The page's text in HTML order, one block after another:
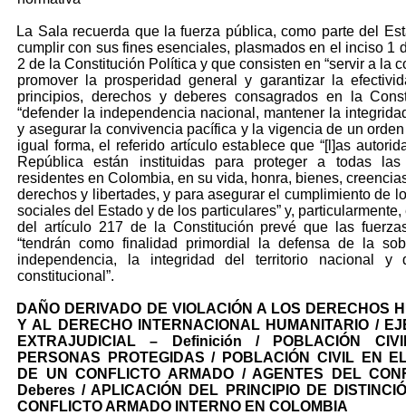
La Sala recuerda que la fuerza pública, como parte del
cumplir con sus fines esenciales, plasmados en el inciso 1
2 de la Constitución Política y que consisten en “servir a la
promover la prosperidad general y garantizar la
principios, derechos y deberes consagrados en la
“defender la independencia nacional, mantener la
y asegurar la convivencia pacífica y la vigencia de un orden
igual forma, el referido artículo establece que “[l]as
República están instituidas para proteger a todas las
residentes en Colombia, en su vida, honra, bienes,
derechos y libertades, y para asegurar el cumplimiento de
sociales del Estado y de los particulares” y,
del artículo 217 de la Constitución prevé que las
“tendrán como finalidad primordial la defensa de la
independencia, la integridad del territorio nacional y
constitucional”.
DAÑO DERIVADO DE VIOLACIÓN A LOS DERECHOS
Y AL DERECHO INTERNACIONAL HUMANITARIO /
EXTRAJUDICIAL – Definición / POBLACIÓN
PERSONAS PROTEGIDAS / POBLACIÓN CIVIL EN
DE UN CONFLICTO ARMADO / AGENTES DEL
Deberes / APLICACIÓN DEL PRINCIPIO DE
CONFLICTO ARMADO INTERNO EN COLOMBIA